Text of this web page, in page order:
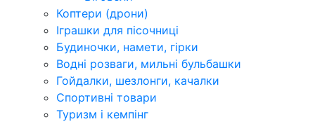
Коптери (дрони)
Іграшки для пісочниці
Будиночки, намети, гірки
Водні розваги, мильні бульбашки
Гойдалки, шезлонги, качалки
Спортивні товари
Туризм і кемпінг